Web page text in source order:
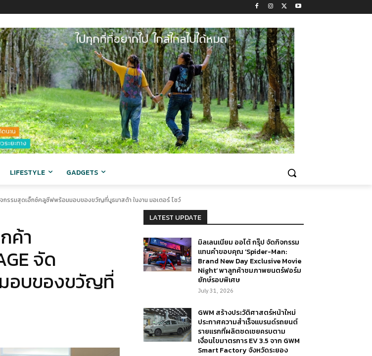
LIFESTYLE GADGETS
จกรรมสุดเอ็กซ์คลูซีฟพร้อมมอบของขวัญที่บูธมาสด้า ในงาน มอเตอร์ โชว์
ค้า
จัด
อบของขวัญที่
LATEST UPDATE
มิลเลนเนียม ออโต้ กรุ๊ป จัดกิจกรรม
แทนคำขอบคุณ ‘Spider-Man:
Brand New Day Exclusive Movie
Night’ พาลูกค้าชมภาพยนตร์ฟอร์ม
ยักษ์รอบพิเศษ
July 31, 2026
GWM สร้างประวัติศาสตร์หน้าใหม่
ประกาศความสำเร็จแบรนด์รถยนต์
รายแรกที่ผลิตชดเชยครบตาม
เงื่อนไขมาตรการ EV 3.5 จาก GWM
Smart Factory จังหวัดระยอง